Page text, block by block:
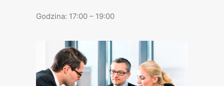
Godzina: 17:00 – 19:00